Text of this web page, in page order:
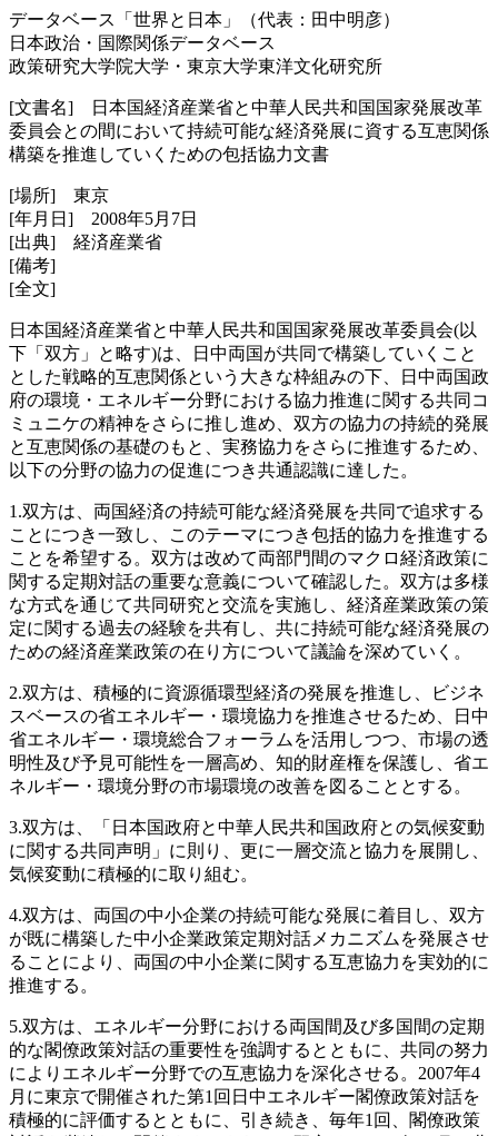
データベース「世界と日本」（代表：田中明彦）
日本政治・国際関係データベース
政策研究大学院大学・東京大学東洋文化研究所
[文書名] 日本国経済産業省と中華人民共和国国家発展改革
委員会との間において持続可能な経済発展に資する互恵関係
構築を推進していくための包括協力文書
[場所] 東京
[年月日] 2008年5月7日
[出典] 経済産業省
[備考]
[全文]
日本国経済産業省と中華人民共和国国家発展改革委員会(以
下「双方」と略す)は、日中両国が共同で構築していくこと
とした戦略的互恵関係という大きな枠組みの下、日中両国政
府の環境・エネルギー分野における協力推進に関する共同コ
ミュニケの精神をさらに推し進め、双方の協力の持続的発展
と互恵関係の基礎のもと、実務協力をさらに推進するため、
以下の分野の協力の促進につき共通認識に達した。
1.双方は、両国経済の持続可能な経済発展を共同で追求する
ことにつき一致し、このテーマにつき包括的協力を推進する
ことを希望する。双方は改めて両部門間のマクロ経済政策に
関する定期対話の重要な意義について確認した。双方は多様
な方式を通じて共同研究と交流を実施し、経済産業政策の策
定に関する過去の経験を共有し、共に持続可能な経済発展の
ための経済産業政策の在り方について議論を深めていく。
2.双方は、積極的に資源循環型経済の発展を推進し、ビジネ
スベースの省エネルギー・環境協力を推進させるため、日中
省エネルギー・環境総合フォーラムを活用しつつ、市場の透
明性及び予見可能性を一層高め、知的財産権を保護し、省エ
ネルギー・環境分野の市場環境の改善を図ることとする。
3.双方は、「日本国政府と中華人民共和国政府との気候変動
に関する共同声明」に則り、更に一層交流と協力を展開し、
気候変動に積極的に取り組む。
4.双方は、両国の中小企業の持続可能な発展に着目し、双方
が既に構築した中小企業政策定期対話メカニズムを発展させ
ることにより、両国の中小企業に関する互恵協力を実効的に
推進する。
5.双方は、エネルギー分野における両国間及び多国間の定期
的な閣僚政策対話の重要性を強調するとともに、共同の努力
によりエネルギー分野での互恵協力を深化させる。2007年4
月に東京で開催された第1回日中エネルギー閣僚政策対話を
積極的に評価するとともに、引き続き、毎年1回、閣僚政策